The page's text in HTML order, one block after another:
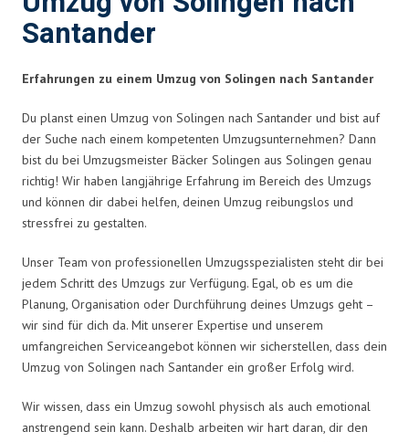
Santander
Erfahrungen zu einem Umzug von Solingen nach Santander
Du planst einen Umzug von Solingen nach Santander und bist auf
der Suche nach einem kompetenten Umzugsunternehmen? Dann
bist du bei Umzugsmeister Bäcker Solingen aus Solingen genau
richtig! Wir haben langjährige Erfahrung im Bereich des Umzugs
und können dir dabei helfen, deinen Umzug reibungslos und
stressfrei zu gestalten.
Unser Team von professionellen Umzugsspezialisten steht dir bei
jedem Schritt des Umzugs zur Verfügung. Egal, ob es um die
Planung, Organisation oder Durchführung deines Umzugs geht –
wir sind für dich da. Mit unserer Expertise und unserem
umfangreichen Serviceangebot können wir sicherstellen, dass dein
Umzug von Solingen nach Santander ein großer Erfolg wird.
Wir wissen, dass ein Umzug sowohl physisch als auch emotional
anstrengend sein kann. Deshalb arbeiten wir hart daran, dir den